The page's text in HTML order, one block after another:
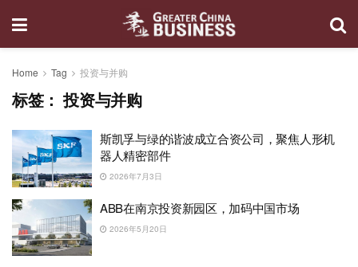
Home Tag 投资与并购
标签：投资与并购
斯凯孚与绿的谐波成立合资公司，聚焦人形机
器人精密部件
2026年7月3日
ABB在南京投资新园区，加码中国市场
2026年5月20日